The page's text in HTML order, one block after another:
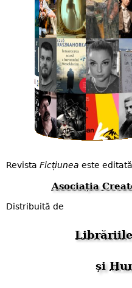
Revista Ficțiunea este
Asociația
Distribuită de
și